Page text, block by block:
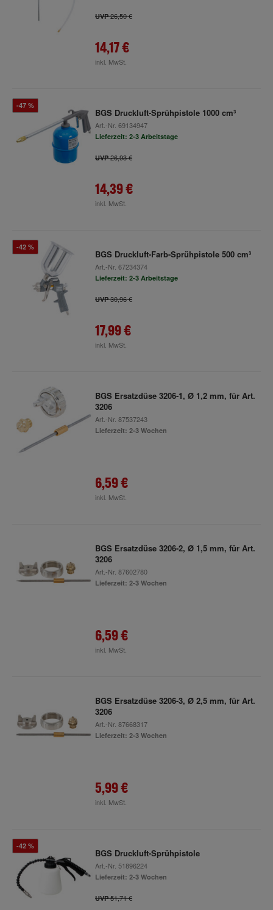
UVP26,50 €
14,17 €
inkl. MwSt.
-47 %
BGS Druckluft-Sprühpistole 1000 cm³
Art.-Nr. 69134947
Lieferzeit: 2-3 Arbeitstage
UVP26,93 €
14,39 €
inkl. MwSt.
-42 %
BGS Druckluft-Farb-Sprühpistole 500 cm³
Art.-Nr. 67234374
Lieferzeit: 2-3 Arbeitstage
UVP30,96 €
17,99 €
inkl. MwSt.
BGS Ersatzdüse 3206-1, Ø 1,2 mm, für Art.
3206
Art.-Nr. 87537243
Lieferzeit: 2-3 Wochen
6,59 €
inkl. MwSt.
BGS Ersatzdüse 3206-2, Ø 1,5 mm, für Art.
3206
Art.-Nr. 87602780
Lieferzeit: 2-3 Wochen
6,59 €
inkl. MwSt.
BGS Ersatzdüse 3206-3, Ø 2,5 mm, für Art.
3206
Art.-Nr. 87668317
Lieferzeit: 2-3 Wochen
5,99 €
inkl. MwSt.
-42 %
BGS Druckluft-Sprühpistole
Art.-Nr. 51896224
Lieferzeit: 2-3 Wochen
UVP51,71 €